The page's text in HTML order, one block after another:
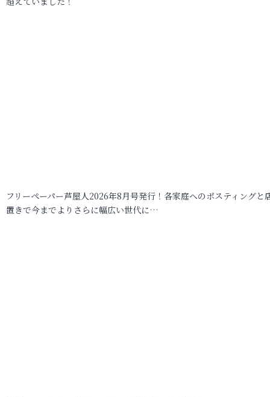
フリーペーパー芦屋人2026年8月号発行！各家庭へのポスティングと
置きで今までよりさらに幅広い世代に…